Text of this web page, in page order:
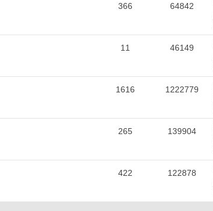
366 64842
11 46149
1616 1222779
265 139904
422 122878